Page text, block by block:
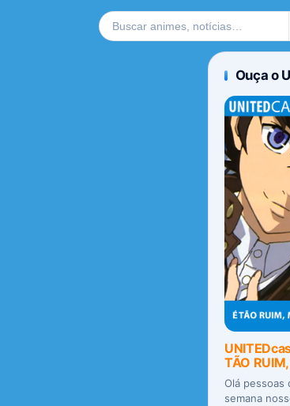
Buscar no site
Ouça o
TÃO
Olá pessoas
semana